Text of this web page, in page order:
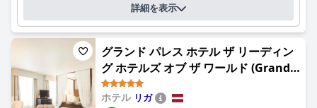
詳細を表示
グランド パレス ホテル ザ リーディン
グ ホテルズ オブ ザ ワールド (Grand
Palace Hotel - Small Luxury Hotels
of the World)
ホテル リガ